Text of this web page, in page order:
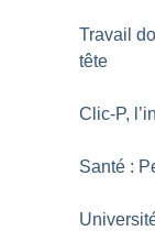
Travail
tête
Clic-P,
Santé :